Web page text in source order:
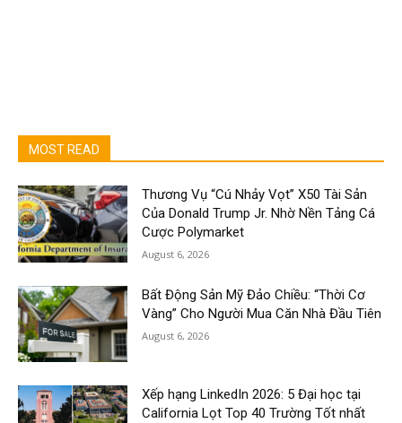
MOST READ
Thương Vụ “Cú Nhảy Vọt” X50 Tài Sản
Của Donald Trump Jr. Nhờ Nền Tảng Cá
Cược Polymarket
August 6, 2026
Bất Động Sản Mỹ Đảo Chiều: “Thời Cơ
Vàng” Cho Người Mua Căn Nhà Đầu Tiên
August 6, 2026
Xếp hạng LinkedIn 2026: 5 Đại học tại
California Lọt Top 40 Trường Tốt nhất